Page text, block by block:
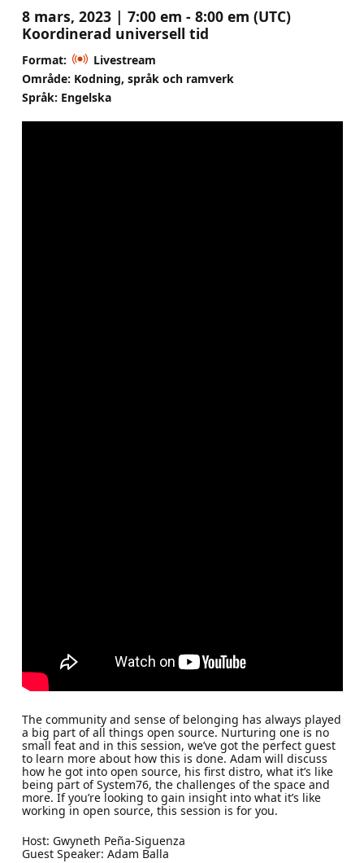
8 mars, 2023 | 7:00 em - 8:00 em (UTC)
Koordinerad universell tid
Format:
Livestream
Område: Kodning, språk och ramverk
Språk: Engelska
The community and sense of belonging has always played
a big part of all things open source. Nurturing one is no
small feat and in this session, we’ve got the perfect guest
to learn more about how this is done. Adam will discuss
how he got into open source, his first distro, what it’s like
being part of System76, the challenges of the space and
more. If you’re looking to gain insight into what it’s like
working in open source, this session is for you.
Host: Gwyneth Peña-Siguenza
Guest Speaker: Adam Balla